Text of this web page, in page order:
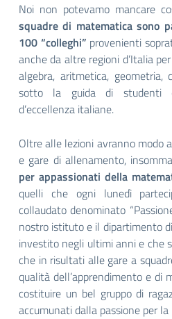
Noi non potevamo mancare
squadre di matematica sono
100 “colleghi” provenienti
anche da altre regioni d’Italia
algebra, aritmetica, geometria,
sotto la guida di studenti
d’eccellenza italiane.
Oltre alle lezioni avranno modo
e gare di allenamento, insomma
per appassionati della
quelli che ogni lunedì
collaudato denominato
nostro istituto e il dipartimento
investito negli ultimi anni e che
che in risultati alle gare a
qualità dell’apprendimento e di
costituire un bel gruppo di
accumunati dalla passione per